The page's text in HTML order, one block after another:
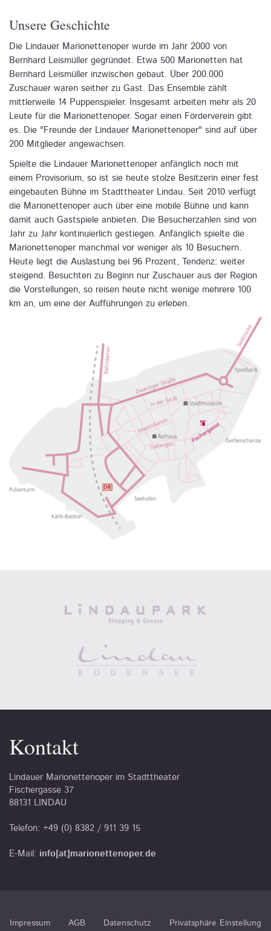
Unsere Geschichte
Die Lindauer Marionettenoper wurde im Jahr 2000 von
Bernhard Leismüller gegründet. Etwa 500 Marionetten hat
Bernhard Leismüller inzwischen gebaut. Über 200.000
Zuschauer waren seither zu Gast. Das Ensemble zählt
mittlerweile 14 Puppenspieler. Insgesamt arbeiten mehr als 20
Leute für die Marionettenoper. Sogar einen Förderverein gibt
es. Die "Freunde der Lindauer Marionettenoper" sind auf über
200 Mitglieder angewachsen.
Spielte die Lindauer Marionettenoper anfänglich noch mit
einem Provisorium, so ist sie heute stolze Besitzerin einer fest
eingebauten Bühne im Stadttheater Lindau. Seit 2010 verfügt
die Marionettenoper auch über eine mobile Bühne und kann
damit auch Gastspiele anbieten. Die Besucherzahlen sind von
Jahr zu Jahr kontinuierlich gestiegen. Anfänglich spielte die
Marionettenoper manchmal vor weniger als 10 Besuchern.
Heute liegt die Auslastung bei 96 Prozent, Tendenz: weiter
steigend. Besuchten zu Beginn nur Zuschauer aus der Region
die Vorstellungen, so reisen heute nicht wenige mehrere 100
km an, um eine der Aufführungen zu erleben.
Kontakt
Lindauer Marionettenoper im Stadttheater
Fischergasse 37
88131 LINDAU
Telefon: +49 (0) 8382 / 911 39 15
E-Mail: info[at]marionettenoper.de
Impressum AGB Datenschutz Privatsphäre Einstellung